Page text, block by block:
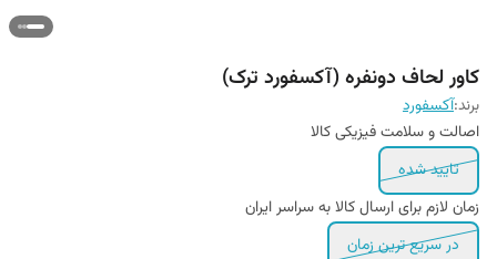
کاور لحاف دونفره (آکسفورد ترک)
برند:آکسفورد
اصالت و سلامت فیزیکی کالا
تایید شده
زمان لازم برای ارسال کالا به سراسر ایران
در سریع ترین زمان